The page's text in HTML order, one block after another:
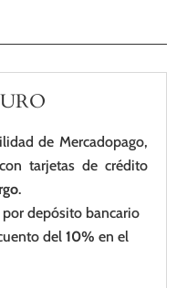
de Mercadopago,
tarjetas de crédito
.
depósito bancario
del10% en el